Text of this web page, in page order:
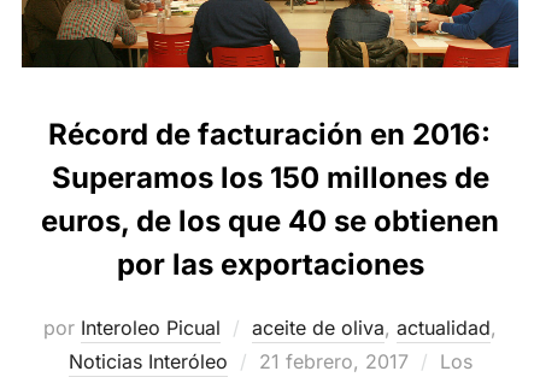
Récord de facturación en 2016:
Superamos los 150 millones de
euros, de los que 40 se obtienen
por las exportaciones
por Interoleo Picual aceite de oliva, actualidad,
Noticias Interóleo
Publicado
21 febrero, 2017
Los